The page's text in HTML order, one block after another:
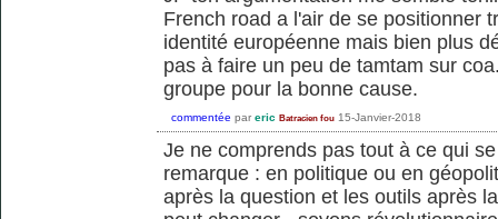
French road a l'air de se positionner
identité européenne mais bien plus
pas à faire un peu de tamtam sur
groupe pour la bonne cause.
commentée par eric Batracien fou 15-Janvier-2018
Je ne comprends pas tout à ce qui
remarque : en politique ou en
après la question et les outils après